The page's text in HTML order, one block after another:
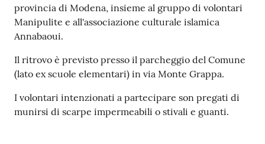
Sportello
telematico
Tutti
gli
argomenti...
provincia di Modena, insieme al gruppo di volontari
Manipulite e all'associazione culturale islamica
Annabaoui.
Il ritrovo è previsto presso il parcheggio del Comune
(lato ex scuole elementari) in via Monte Grappa.
I volontari intenzionati a partecipare son pregati di
munirsi di scarpe impermeabili o stivali e guanti.